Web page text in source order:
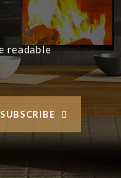
readable
SUBSCRIBE